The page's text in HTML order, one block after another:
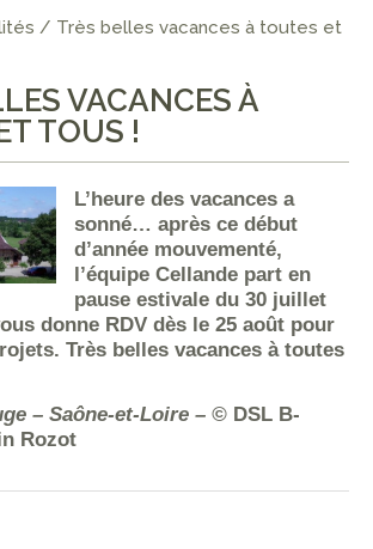
/ Très belles vacances à toutes et
VACANCES À
TOUS !
L’heure des vacances a
sonné… après ce début
d’année mouvementé,
l’équipe Cellande part en
pause estivale du 30 juillet
donne RDV dès le 25 août pour
Très belles vacances à toutes
– Saône-et-Loire – © DSL B-
Rozot